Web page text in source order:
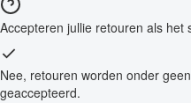
Accepteren jullie retouren als het
Nee, retouren worden onder
geaccepteerd.